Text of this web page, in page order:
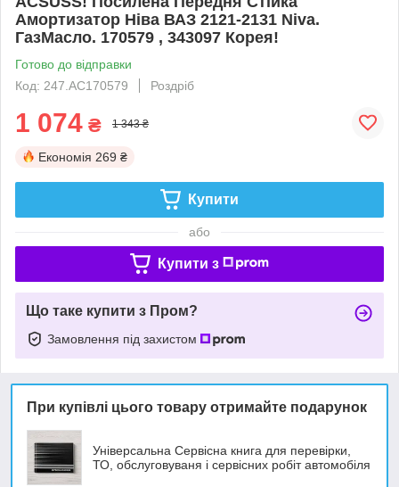
Амортизатор Ніва ВАЗ 2121-2131 Niva.
ГазМасло. 170579 , 343097 Корея!
Готово до відправки
Код: 247.AC170579
Роздріб
1 074 ₴ 1 343 ₴
Економія 269 ₴
Купити
або
Купити з
Що таке купити з Пром?
Замовлення під захистом
При купівлі цього товару отримайте подарунок
Універсальна Сервісна книга для перевірки,
ТО, обслуговуваня і сервісних робіт автомобіля